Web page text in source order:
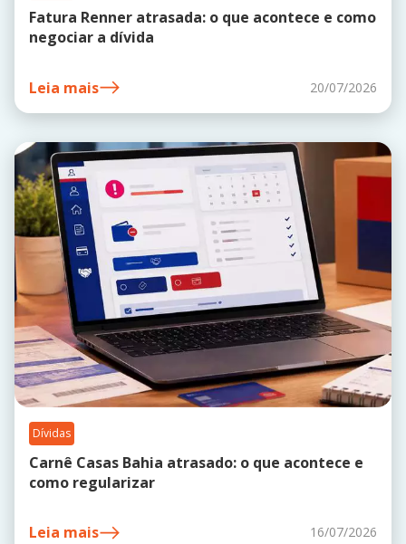
Fatura Renner atrasada: o que acontece e como
negociar a dívida
Leia mais 20/07/2026
Dívidas
Carnê Casas Bahia atrasado: o que acontece e
como regularizar
Leia mais 16/07/2026